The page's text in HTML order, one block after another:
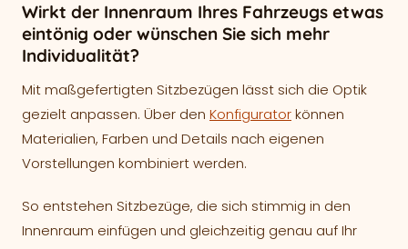
Wirkt der Innenraum Ihres Fahrzeugs etwas
eintönig oder wünschen Sie sich mehr
Individualität?
Mit maßgefertigten Sitzbezügen lässt sich die Optik
gezielt anpassen. Über den Konfiguratorkönnen
Materialien, Farben und Details nach eigenen
Vorstellungen kombiniert werden.
So entstehen Sitzbezüge, die sich stimmig in den
Innenraum einfügen und gleichzeitig genau auf Ihr